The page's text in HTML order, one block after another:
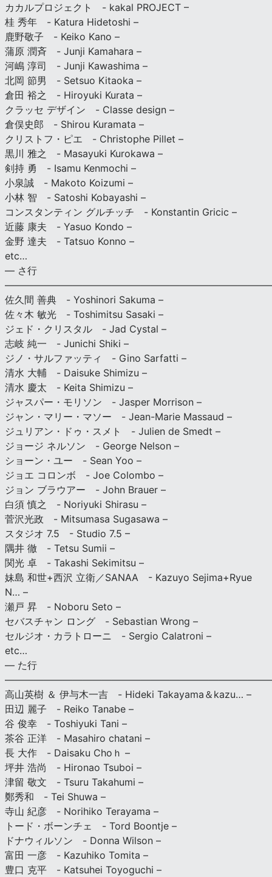
カカルプロジェクト - kakal PROJECT –
桂 秀年 - Katura Hidetoshi –
鹿野敬子 - Keiko Kano –
蒲原 潤斉 - Junji Kamahara –
河嶋 淳司 - Junji Kawashima –
北岡 節男 - Setsuo Kitaoka –
倉田 裕之 - Hiroyuki Kurata –
クラッセ デザイン - Classe design –
倉俣史郎 - Shirou Kuramata –
クリストフ・ピエ - Christophe Pillet –
黒川 雅之 - Masayuki Kurokawa –
剣持 勇 - Isamu Kenmochi –
小泉誠 - Makoto Koizumi –
小林 智 - Satoshi Kobayashi –
コンスタンティン グルチッチ - Konstantin Gricic –
近藤 康夫 - Yasuo Kondo –
金野 達夫 - Tatsuo Konno –
etc…
— さ行
佐久間 善典 - Yoshinori Sakuma –
佐々木 敏光 - Toshimitsu Sasaki –
ジェド・クリスタル - Jad Cystal –
志岐 純一 - Junichi Shiki –
ジノ・サルファッティ - Gino Sarfatti –
清水 大輔 - Daisuke Shimizu –
清水 慶太 - Keita Shimizu –
ジャスパー・モリソン - Jasper Morrison –
ジャン・マリー・マソー - Jean-Marie Massaud –
ジュリアン・ドゥ・スメト - Julien de Smedt –
ジョージ ネルソン - George Nelson –
ショーン・ユー - Sean Yoo –
ジョエ コロンボ - Joe Colombo –
ジョン ブラウアー - John Brauer –
白須 慎之 - Noriyuki Shirasu –
菅沢光政 - Mitsumasa Sugasawa –
スタジオ 7.5 - Studio 7.5 –
隅井 徹 - Tetsu Sumii –
関光 卓 - Takashi Sekimitsu –
妹島 和世+西沢 立衛／SANAA - Kazuyo Sejima+Ryue
N… –
瀬戸 昇 - Noboru Seto –
セバスチャン ロング - Sebastian Wrong –
セルジオ・カラトローニ - Sergio Calatroni –
etc…
— た行
高山英樹 ＆ 伊与木一吉 - Hideki Takayama＆kazu… –
田辺 麗子 - Reiko Tanabe –
谷 俊幸 - Toshiyuki Tani –
茶谷 正洋 - Masahiro chatani –
長 大作 - Daisaku Choｈ –
坪井 浩尚 - Hironao Tsuboi –
津留 敬文 - Tsuru Takahumi –
鄭秀和 - Tei Shuwa –
寺山 紀彦 - Norihiko Terayama –
トード・ボーンチェ - Tord Boontje –
ドナウィルソン - Donna Wilson –
富田 一彦 - Kazuhiko Tomita –
豊口 克平 - Katsuhei Toyoguchi –